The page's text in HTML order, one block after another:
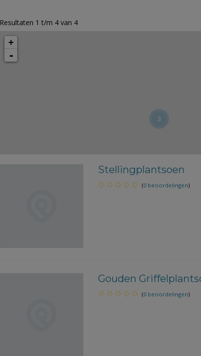
Resultaten 1 t/m 4 van 4
3
+
-
Stellingplantsoen
(0 beoordelingen)
Gouden
(0 beoordelingen)